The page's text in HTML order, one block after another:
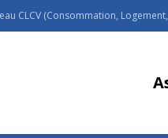
CLCV (Consommation,